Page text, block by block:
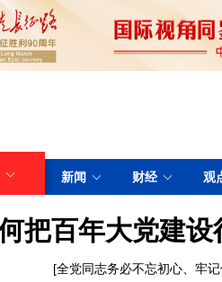
新闻 财经 观
把百年大党建
[全党同志务必不忘初心、牢